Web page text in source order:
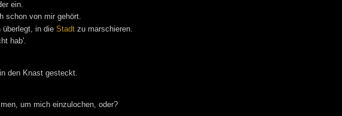
ein.
schon von mir gehört.
in die Stadtzu marschieren.
hab'.
den Knast gesteckt.
um mich einzulochen, oder?